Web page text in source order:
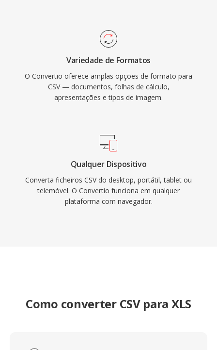
Variedade de Formatos
O Convertio oferece amplas opções de formato para
CSV — documentos, folhas de cálculo,
apresentações e tipos de imagem.
Qualquer Dispositivo
Converta ficheiros CSV do desktop, portátil, tablet ou
telemóvel. O Convertio funciona em qualquer
plataforma com navegador.
Como converter CSV para XLS